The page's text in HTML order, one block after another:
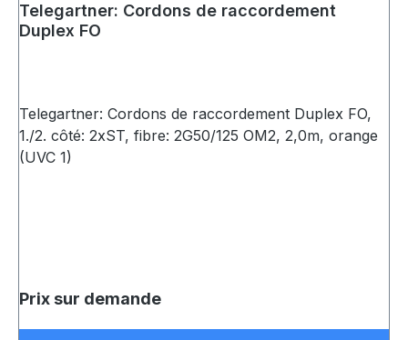
Telegartner: Cordons de raccordement
Duplex FO
Telegartner: Cordons de raccordement Duplex FO,
1./2. côté: 2xST, fibre: 2G50/125 OM2, 2,0m, orange
(UVC 1)
Prix sur demande